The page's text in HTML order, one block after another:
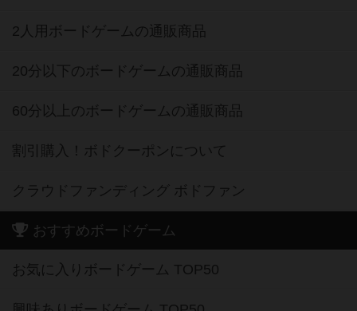
2人用ボードゲームの通販商品
20分以下のボードゲームの通販商品
60分以上のボードゲームの通販商品
割引購入！ボドクーポンについて
クラウドファンディング ボドファン
おすすめボードゲーム
お気に入りボードゲーム TOP50